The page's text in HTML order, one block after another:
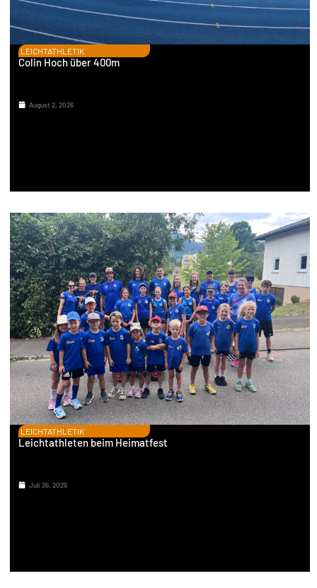
LEICHTATHLETIK
Colin Hoch über 400m
August 2, 2026
LEICHTATHLETIK
Leichtathleten beim Heimatfest
Juli 26, 2026